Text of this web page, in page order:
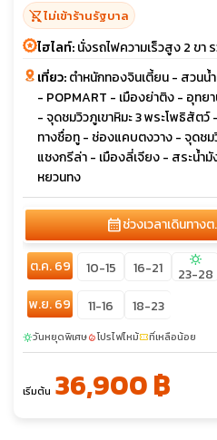
shopping_cart_offไม่เข้าร้านรัฐบาล
ไฮไลท์:นั่งรถไฟความเร็วสูง 2 ขา
เที่ยว:ตำหนักทองจินเตี้ยน - สวนน้
- POPMART - เมืองย่าติง - อุทย
- จุดชมวิวภูเขาหิมะ 3 พระโพธิสัต
ทางชื่อทู - ช่องแคบตงวาง - จุดชม
แชงกรีล่า - เมืองลี่เจียง - สระน้ำ
หยวนทง
calendar_monthช่วงเวลาเดินทางต
ต.ค. 69 10-15 16-21 sunny
23-28
พ.ย. 69
11-16 18-23
sunnyวันหยุดพิเศษlocal_fire_departmentโปรไฟไหม้confirmation_numberที่เหลือน้อย
เริ่มต้น 36,900 ฿